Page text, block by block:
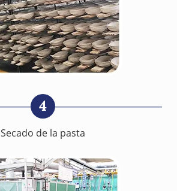
4
Secado de la pasta